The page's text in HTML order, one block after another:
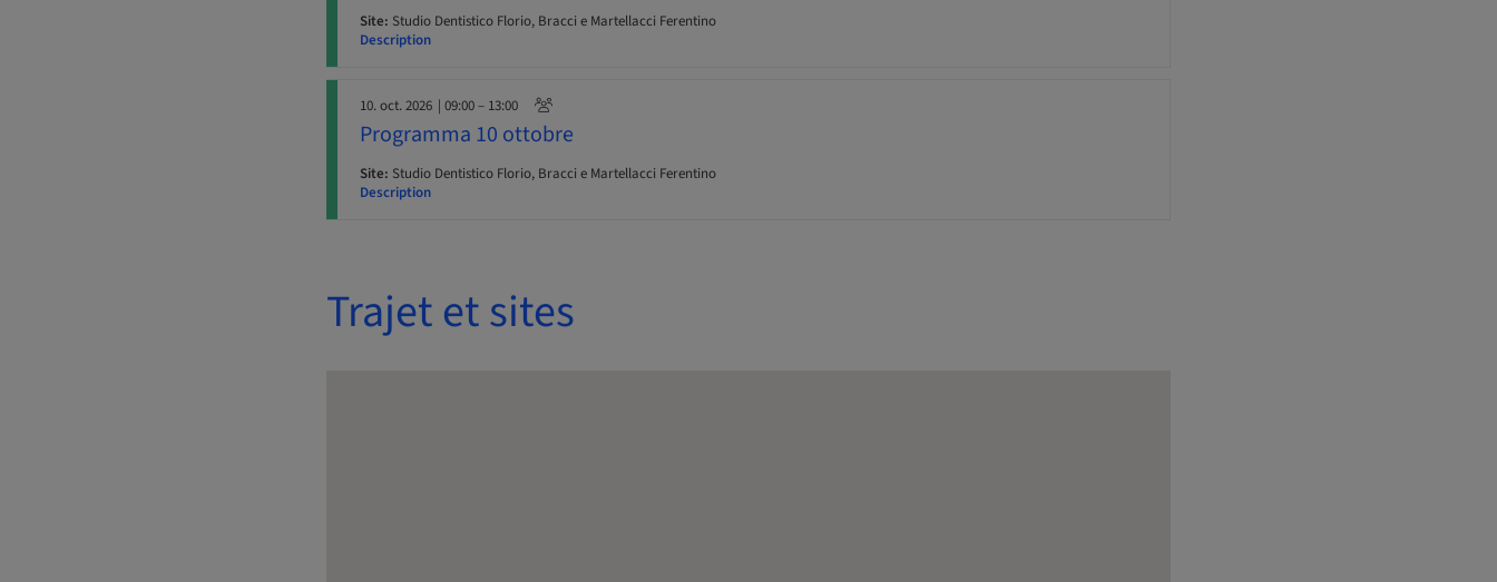
Site: Studio Dentistico Florio, Bracci e Martellacci Ferentino
Description
10. oct. 2026 | 09:00 – 13:00
Programma 10 ottobre
Site: Studio Dentistico Florio, Bracci e Martellacci Ferentino
Description
Trajet et sites